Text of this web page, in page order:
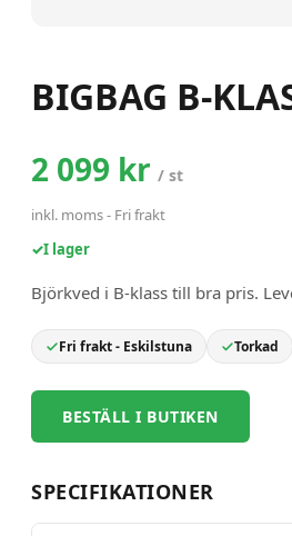
BIGBAG B-
2 099 kr / st
inkl. moms- Fri frakt
✓I lager
Björkved i B-klass till bra pris.
Fri frakt - Eskilstuna Torkad
BESTÄLL I BUTIKEN
SPECIFIKATIONER